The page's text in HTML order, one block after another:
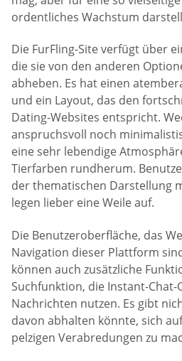
ordentliches Wachstum
Die FurFling-Site verfügt über
die sie von den anderen
abheben. Es hat einen
und ein Layout, das den
Dating-Websites entspricht.
anspruchsvoll noch
eine sehr lebendige
Tierfarben rundherum.
der thematischen Darstellung
legen lieber eine Weile auf.
Die Benutzeroberfläche, das
Navigation dieser Plattform
können auch zusätzliche
Suchfunktion, die Instant-
Nachrichten nutzen. Es gibt
davon abhalten könnte, sich
pelzigen Verabredungen zu